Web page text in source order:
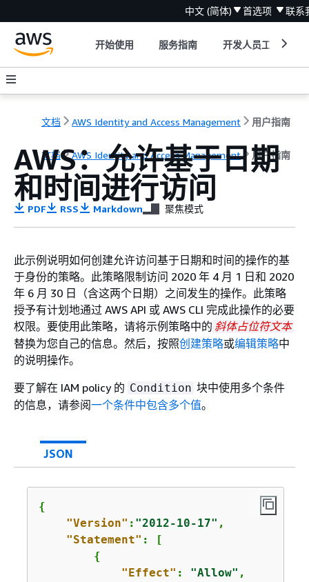
中文 (简体) 首选项 联系
开始使用 服务指南 开发人员工具
文档 AWS Identity and Access Management 用户指南
文档 AWS Identity and Access Management 用户指南
AWS：允许基于日期
和时间进行访问
PDF RSS Markdown 聚焦模式
此示例说明如何创建允许访问基于日期和时间的操作的基
于身份的策略。此策略限制访问 2020 年 4 月 1 日和 2020
年 6 月 30 日（含这两个日期）之间发生的操作。此策略
授予有计划地通过 AWS API 或 AWS CLI 完成此操作的必要
权限。要使用此策略，请将示例策略中的 斜体占位符文本
替换为您自己的信息。然后，按照创建策略或编辑策略中
的说明操作。
要了解在 IAM policy 的 Condition 块中使用多个条件
的信息，请参阅一个条件中包含多个值。
JSON
{
"Version" : "2012-10-17" ,
"Statement" : [
{
"Effect" : "Allow" ,